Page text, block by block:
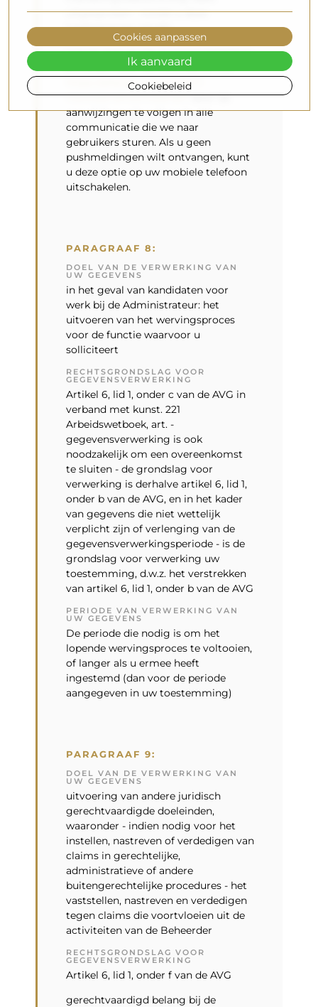
uitgesproken - totdat u deze
toestemming intrekt
U kunt zich op elk moment kosteloos
afmelden voor de nieuwsbrief via
https://alfaram.nl/content/7-
nieuwsbriefvoorwaardendoor de
aanwijzingen te volgen in alle
communicatie die we naar
gebruikers sturen. Als u geen
pushmeldingen wilt ontvangen, kunt
u deze optie op uw mobiele telefoon
uitschakelen.
PARAGRAAF 8:
DOEL VAN DE VERWERKING VAN
UW GEGEVENS
in het geval van kandidaten voor
werk bij de Administrateur: het
uitvoeren van het wervingsproces
voor de functie waarvoor u
solliciteert
RECHTSGRONDSLAG VOOR
GEGEVENSVERWERKING
Artikel 6, lid 1, onder c van de AVG in
verband met kunst. 221
Arbeidswetboek, art. -
gegevensverwerking is ook
noodzakelijk om een ​​overeenkomst
te sluiten - de grondslag voor
verwerking is derhalve artikel 6, lid 1,
onder b van de AVG, en in het kader
van gegevens die niet wettelijk
verplicht zijn of verlenging van de
gegevensverwerkingsperiode - is de
grondslag voor verwerking uw
toestemming, d.w.z. het verstrekken
van artikel 6, lid 1, onder b van de AVG
PERIODE VAN VERWERKING VAN
UW GEGEVENS
De periode die nodig is om het
lopende wervingsproces te voltooien,
of langer als u ermee heeft
ingestemd (dan voor de periode
aangegeven in uw toestemming)
PARAGRAAF 9:
DOEL VAN DE VERWERKING VAN
UW GEGEVENS
uitvoering van andere juridisch
gerechtvaardigde doeleinden,
waaronder - indien nodig voor het
instellen, nastreven of verdedigen van
claims in gerechtelijke,
administratieve of andere
buitengerechtelijke procedures - het
vaststellen, nastreven en verdedigen
tegen claims die voortvloeien uit de
activiteiten van de Beheerder
RECHTSGRONDSLAG VOOR
GEGEVENSVERWERKING
Artikel 6, lid 1, onder f van de AVG
gerechtvaardigd belang bij de
Cookiebeleid
Cookies aanpassen
Ik aanvaard